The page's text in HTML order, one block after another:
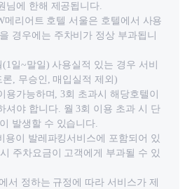
님에 한해 제공됩니다.
메리어트 호텔 서울은 호텔에서 사용
경우에는 주차비가 정상 부과됩니
일~말일) 사용실적 있는 경우 서비
, 무승인, 매입실적 제외)
용가능하며, 3회 초과시 해당호텔이
셔야 합니다. 월 3회 이용 초과 시 단
발생할 수 있습니다.
용이 발레파킹서비스에 포함되어 있
주차요금이 고객에게 부과될 수 있
서 정하는 규정에 따라 서비스가 제